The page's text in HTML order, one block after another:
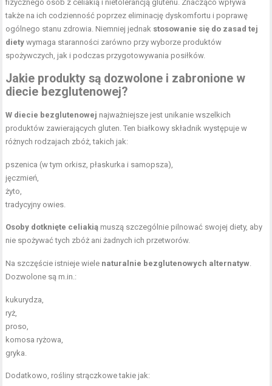
fizycznego osób z celiakią i nietolerancją glutenu. Znacząco wpływa
także na ich codzienność poprzez eliminację dyskomfortu i poprawę
ogólnego stanu zdrowia. Niemniej jednak stosowanie się do zasad tej
diety wymaga staranności zarówno przy wyborze produktów
spożywczych, jak i podczas przygotowywania posiłków.
Jakie produkty są dozwolone i zabronione w
diecie bezglutenowej?
W diecie bezglutenowej najważniejsze jest unikanie wszelkich
produktów zawierających gluten. Ten białkowy składnik występuje w
różnych rodzajach zbóż, takich jak:
pszenica (w tym orkisz, płaskurka i samopsza),
jęczmień,
żyto,
tradycyjny owies.
Osoby dotknięte celiakią muszą szczególnie pilnować swojej diety, aby
nie spożywać tych zbóż ani żadnych ich przetworów.
Na szczęście istnieje wiele naturalnie bezglutenowych alternatyw
Dozwolone są m.in.:
kukurydza,
ryż,
proso,
komosa ryżowa,
gryka.
Dodatkowo, rośliny strączkowe takie jak: